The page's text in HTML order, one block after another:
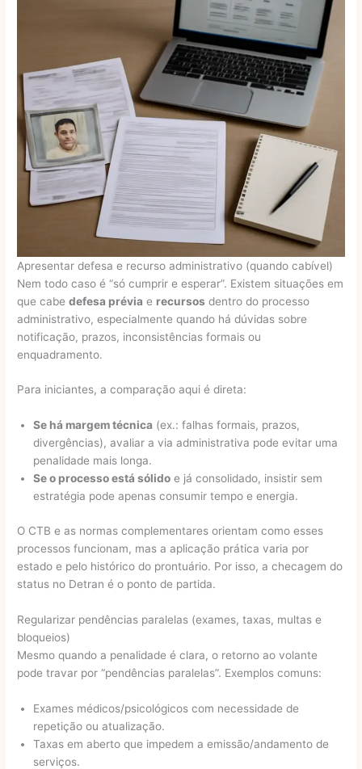
Apresentar defesa e recurso administrativo (quando cabível)
Nem todo caso é “só cumprir e esperar”. Existem situações em
que cabedefesa prévia e recursos dentro do processo
administrativo, especialmente quando há dúvidas sobre
notificação, prazos, inconsistências formais ou
enquadramento.
Para iniciantes, a comparação aqui é direta:
Se há margem técnica (ex.: falhas formais, prazos,
divergências), avaliar a via administrativa pode evitar uma
penalidade mais longa.
Se o processo está sólido e já consolidado, insistir sem
estratégia pode apenas consumir tempo e energia.
O CTB e as normas complementares orientam como esses
processos funcionam, mas a aplicação prática varia por
estado e pelo histórico do prontuário. Por isso, a checagem do
status no Detran é o ponto de partida.
Regularizar pendências paralelas (exames, taxas, multas e
bloqueios)
Mesmo quando a penalidade é clara, o retorno ao volante
pode travar por “pendências paralelas”. Exemplos comuns:
Exames médicos/psicológicos com necessidade de
repetição ou atualização.
Taxas em aberto que impedem a emissão/andamento de
serviços.